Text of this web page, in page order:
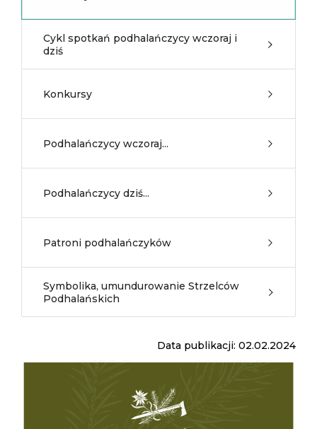
Cykl spotkań podhalańczycy wczoraj i
dziś
Konkursy
Podhalańczycy wczoraj...
Podhalańczycy dziś...
Patroni podhalańczyków
Symbolika, umundurowanie Strzelców
Podhalańskich
Data publikacji: 02.02.2024